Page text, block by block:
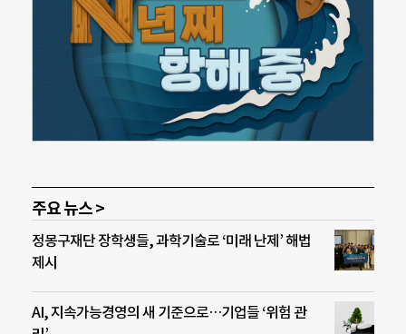
주요 뉴스 >
정몽구재단 장학생들, 과학기술로 ‘미래 난제’ 해법
제시
AI, 지속가능경영의 새 기준으로…기업들 ‘위험 관